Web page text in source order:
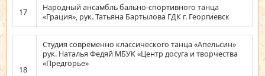
17
Народный ансамбль бально-спортивного танца
«Грация», рук. Татьяна Бартылова ГДК г. Георгиевск
18
Студия современно классического танца «Апельсин»
рук. Наталья Федяй МБУК «Центр досуга и творчества
«Предгорье»